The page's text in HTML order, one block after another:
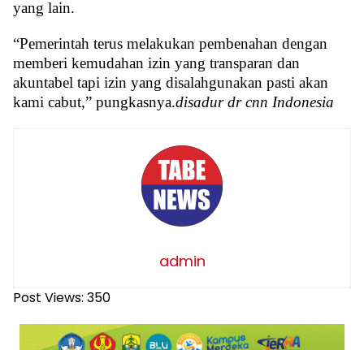
yang lain.
“Pemerintah terus melakukan pembenahan dengan
memberi kemudahan izin yang transparan dan
akuntabel tapi izin yang disalahgunakan pasti akan
kami cabut,” pungkasnya.disadur dr cnn Indonesia
admin
Post Views: 350